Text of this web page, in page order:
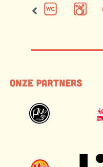
Onze Partners